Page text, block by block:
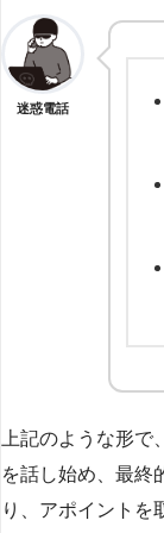
迷惑電話
上記のような形
を話し始め、最終
り、アポイントを